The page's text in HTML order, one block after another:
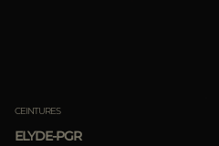
CEINTURES
ELYDE-PGR